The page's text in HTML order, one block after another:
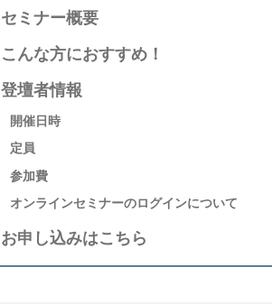
セミナー概要
こんな方におすすめ！
登壇者情報
開催日時
定員
参加費
オンラインセミナーのログインについて
お申し込みはこちら